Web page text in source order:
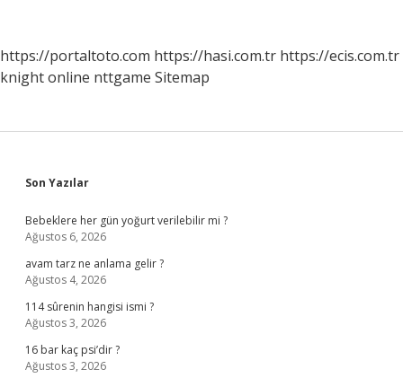
https://portaltoto.com https://hasi.com.tr https://ecis.com.tr
knight online nttgame Sitemap
Sidebar
Son Yazılar
Bebeklere her gün yoğurt verilebilir mi ?
Ağustos 6, 2026
avam tarz ne anlama gelir ?
Ağustos 4, 2026
114 sûrenin hangisi ismi ?
Ağustos 3, 2026
16 bar kaç psi’dir ?
Ağustos 3, 2026